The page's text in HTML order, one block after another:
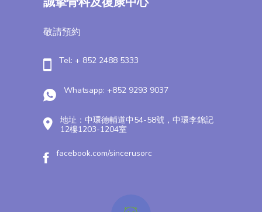
敬請預約
Tel: + 852 2488 5333
Whatsapp: +852 9293 9037
地址：中環德輔道中54-58號，中環李錦記
12樓1203-1204室
facebook.com/sincerusorc